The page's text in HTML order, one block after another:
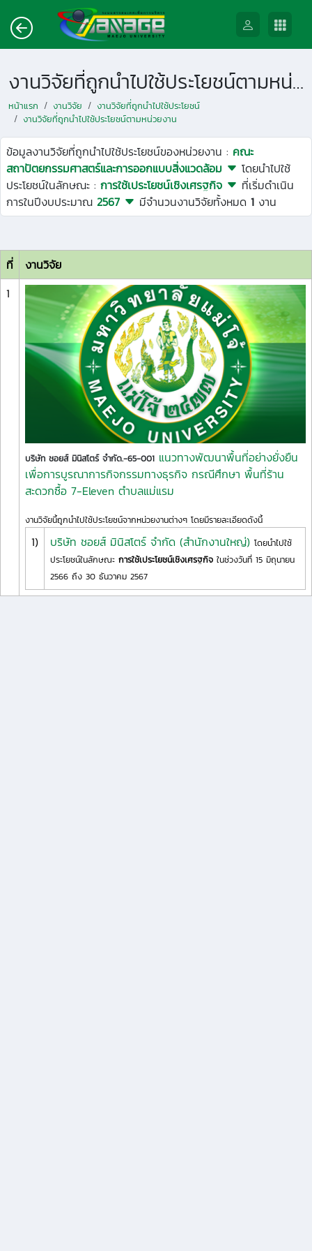
งานวิจัยที่ถูกนำไปใช้ประโยชน์ตามหน่วยงาน
หน้าแรก งานวิจัย
งานวิจัยที่ถูกนำไปใช้ประโยชน์
งานวิจัยที่ถูกนำไปใช้ประโยชน์ตามหน่วยงาน
ข้อมูลงานวิจัยที่ถูกนำไปใช้ประโยชน์ของหน่วยงาน : คณะ
สถาปัตยกรรมศาสตร์และการออกแบบสิ่งแวดล้อม
โดยนำไปใช้
ประโยชน์ในลักษณะ : การใช้เประโยชน์เชิงเศรฐกิจ
ที่เริ่มดำเนิน
การในปีงบประมาณ 2567 มีจำนวนงานวิจัยทั้งหมด 1 งาน
ที่
งานวิจัย
1
บริษัท ชอยส์ มินิสโตร์ จำกัด.-65-001 แนวทางพัฒนาพื้นที่อย่างยั่งยืน
เพื่อการบูรณาการกิจกรรมทางธุรกิจ กรณีศึกษา พื้นที่ร้าน
สะดวกซื้อ 7-Eleven ตำบลแม่แรม
งานวิจัยนี้ถูกนำไปใช้ประโยชน์จากหน่วยงานต่างๆ โดยมีรายละเอียดดังนี้
1) บริษัท ชอยส์ มินิสโตร์ จำกัด (สำนักงานใหญ่) โดยนำไปใช้
ประโยชน์ในลักษณะ การใช้เประโยชน์เชิงเศรฐกิจ ในช่วงวันที่ 15 มิถุนายน
2566 ถึง 30 ธันวาคม 2567